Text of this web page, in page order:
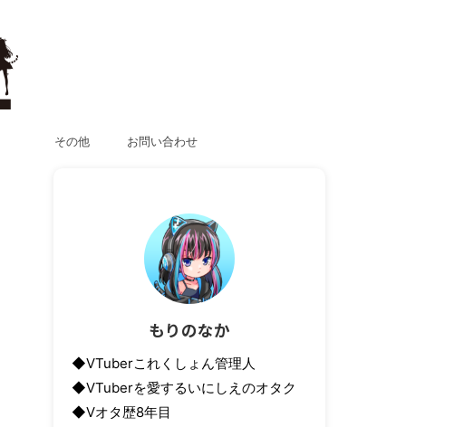
その他 お問い合わせ
もりのなか
◆VTuberこれくしょん管理人
◆VTuberを愛するいにしえのオタク
◆Vオタ歴8年目